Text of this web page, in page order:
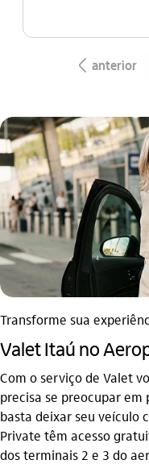
seta_esquerda anterior
Transforme sua
Valet Itaú no
Com o serviço de Valet
precisa se preocupar
basta deixar seu veículo
Private têm acesso
dos terminais 2 e 3 do